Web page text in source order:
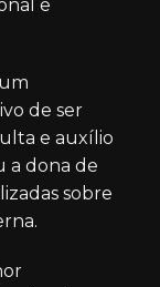
e
de ser
e auxílio
a dona de
sobre